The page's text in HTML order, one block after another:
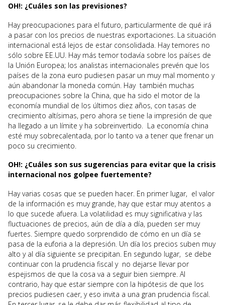
OH!: ¿Cuáles son las previsiones?
Hay preocupaciones para el futuro, particularmente de qué irá
a pasar con los precios de nuestras exportaciones. La situación
internacional está lejos de estar consolidada. Hay temores no
sólo sobre EE.UU. Hay más temor todavía sobre los países de
la Unión Europea; los analistas internacionales prevén que los
países de la zona euro pudiesen pasar un muy mal momento y
aún abandonar la moneda común. Hay también muchas
preocupaciones sobre la China, que ha sido el motor de la
economía mundial de los últimos diez años, con tasas de
crecimiento altísimas, pero ahora se tiene la impresión de que
ha llegado a un límite y ha sobreinvertido. La economía china
esté muy sobrecalentada, por lo tanto va a tener que frenar un
poco su crecimiento.
OH!: ¿Cuáles son sus sugerencias para evitar que la crisis
internacional nos golpee fuertemente?
Hay varias cosas que se pueden hacer. En primer lugar, el valor
de la información es muy grande, hay que estar muy atentos a
lo que sucede afuera. La volatilidad es muy significativa y las
fluctuaciones de precios, aún de día a día, pueden ser muy
fuertes. Siempre quedo sorprendido de cómo en un día se
pasa de la euforia a la depresión. Un día los precios suben muy
alto y al día siguiente se precipitan. En segundo lugar, se debe
continuar con la prudencia fiscal y no dejarse llevar por
espejismos de que la cosa va a seguir bien siempre. Al
contrario, hay que estar siempre con la hipótesis de que los
precios pudiesen caer, y eso invita a una gran prudencia fiscal.